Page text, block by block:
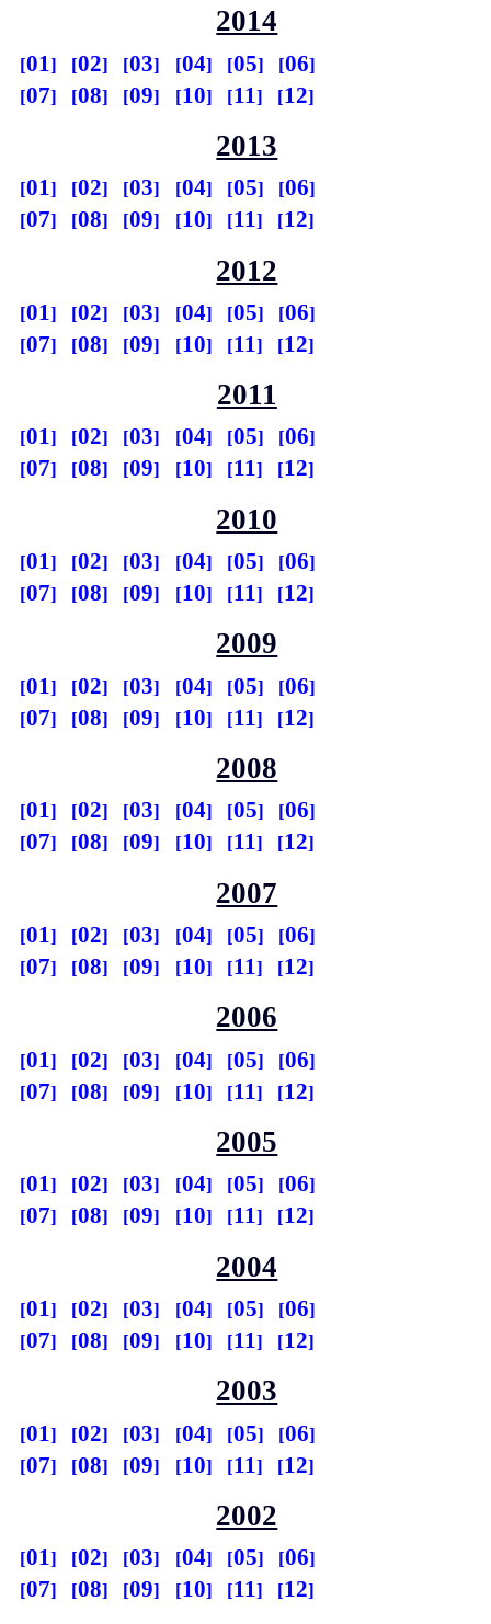
2014
01 02 03 04 05
06
07
08 09 10 11 12
2013
01 02 03 04 05
06
07
08 09 10 11 12
2012
01 02 03 04 05
06
07
08 09 10 11 12
2011
01 02 03 04 05
06
07
08 09 10 11 12
2010
01 02 03 04 05
06
07
08 09 10 11 12
2009
01 02 03 04 05
06
07
08 09 10 11 12
2008
01 02 03 04 05
06
07
08 09 10 11 12
2007
01 02 03 04 05
06
07
08 09 10 11 12
2006
01 02 03 04 05
06
07
08 09 10 11 12
2005
01 02 03 04 05
06
07
08 09 10 11 12
2004
01 02 03 04 05
06
07
08 09 10 11 12
2003
01 02 03 04 05
06
07
08 09 10 11 12
2002
01 02 03 04 05
06
07
08 09 10 11 12